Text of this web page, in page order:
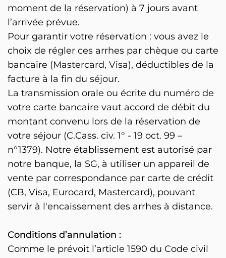
moment de la réservation) à 7 jours avant
l’arrivée prévue.
Pour garantir votre réservation : vous avez le
choix de régler ces arrhes par chèque ou carte
bancaire (Mastercard, Visa), déductibles de la
facture à la fin du séjour.
La transmission orale ou écrite du numéro de
votre carte bancaire vaut accord de débit du
montant convenu lors de la réservation de
votre séjour (C.Cass. civ. 1° - 19 oct. 99 –
n°1379). Notre établissement est autorisé par
notre banque, la SG, à utiliser un appareil de
vente par correspondance par carte de crédit
(CB, Visa, Eurocard, Mastercard), pouvant
servir à l'encaissement des arrhes à distance.
Conditions d’annulation :
Comme le prévoit l’article 1590 du Code civil